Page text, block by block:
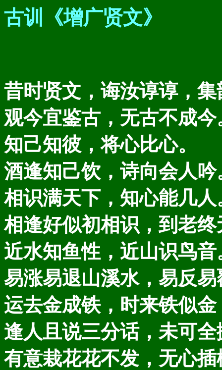
古训《增广贤文》
昔时贤文，诲汝谆谆，
观今宜鉴古，无古不成今
知己知彼，将心比心。
酒逢知己饮，诗向会人吟
相识满天下，知心能几人
相逢好似初相识，到老
近水知鱼性，近山识鸟音
易涨易退山溪水，易反
运去金成铁，时来铁似
逢人且说三分话，未可
有意栽花花不发，无心